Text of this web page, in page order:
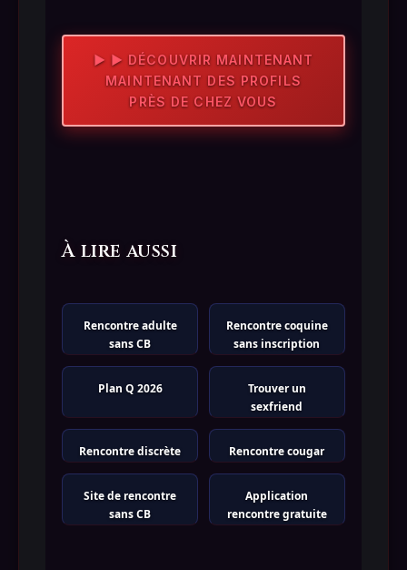
▶ ▶ DÉCOUVRIR MAINTENANT
MAINTENANT DES PROFILS
PRÈS DE CHEZ VOUS
À lire aussi
Rencontre adulte
sans CB
Rencontre coquine
sans inscription
Plan Q 2026
Trouver un
sexfriend
Rencontre discrète Rencontre cougar
Site de rencontre
sans CB
Application
rencontre gratuite